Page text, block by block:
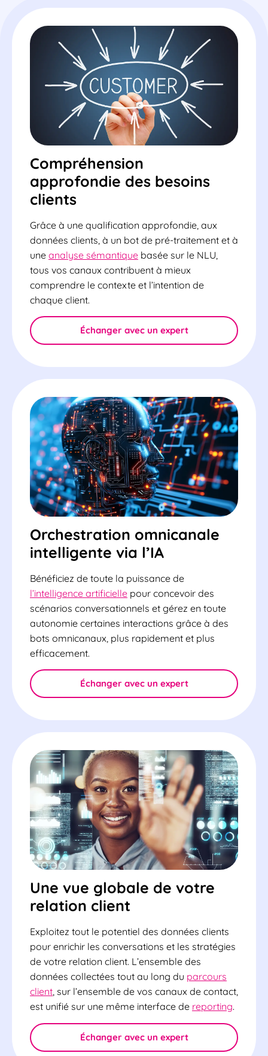
Compréhension
approfondie des besoins
clients
Grâce à une qualification approfondie, aux
données clients, à un bot de pré-traitement et à
une analyse sémantique basée sur le NLU,
tous vos canaux contribuent à mieux
comprendre le contexte et l’intention de
chaque client.
Échanger avec un expert
Orchestration omnicanale
intelligente via l’IA
Bénéficiez de toute la puissance de
l’intelligence artificielle pour concevoir des
scénarios conversationnels et gérez en toute
autonomie certaines interactions grâce à des
bots omnicanaux, plus rapidement et plus
efficacement.
Échanger avec un expert
Une vue globale de votre
relation client
Exploitez tout le potentiel des données clients
pour enrichir les conversations et les stratégies
de votre relation client. L’ensemble des
données collectées tout au long du parcours
client, sur l’ensemble de vos canaux de contact,
est unifié sur une même interface de reporting.
Échanger avec un expert